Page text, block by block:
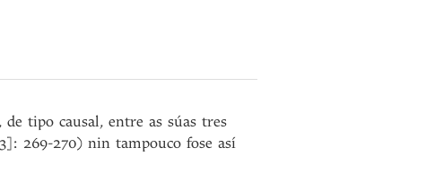
tipo causal, entre as súas tres
269-270) nin tampouco fose así